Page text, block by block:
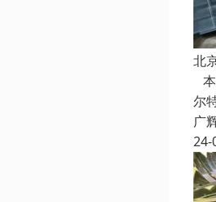
北
尔
广
24-